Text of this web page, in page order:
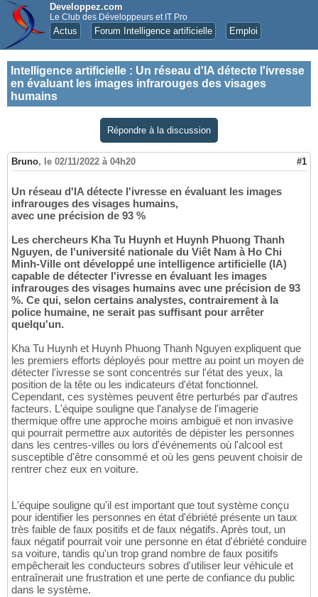
Developpez.com
Le Club des Développeurs et IT Pro
Actus Forum Intelligence artificielle Emploi
Intelligence artificielle : Un réseau d'IA détecte l'ivresse
en évaluant les images infrarouges des visages
humains
Répondre à la discussion
Bruno, le 02/11/2022 à 04h20 #1
Un réseau d'IA détecte l'ivresse en évaluant les images
infrarouges des visages humains,
avec une précision de 93 %
Les chercheurs Kha Tu Huynh et Huynh Phuong Thanh
Nguyen, de l'université nationale du Viêt Nam à Ho Chi
Minh-Ville ont développé une intelligence artificielle (IA)
capable de détecter l'ivresse en évaluant les images
infrarouges des visages humains avec une précision de 93
%. Ce qui, selon certains analystes, contrairement à la
police humaine, ne serait pas suffisant pour arrêter
quelqu'un.
Kha Tu Huynh et Huynh Phuong Thanh Nguyen expliquent que
les premiers efforts déployés pour mettre au point un moyen de
détecter l'ivresse se sont concentrés sur l'état des yeux, la
position de la tête ou les indicateurs d'état fonctionnel.
Cependant, ces systèmes peuvent être perturbés par d'autres
facteurs. L'équipe souligne que l'analyse de l'imagerie
thermique offre une approche moins ambiguë et non invasive
qui pourrait permettre aux autorités de dépister les personnes
dans les centres-villes ou lors d'événements où l'alcool est
susceptible d'être consommé et où les gens peuvent choisir de
rentrer chez eux en voiture.
L'équipe souligne qu'il est important que tout système conçu
pour identifier les personnes en état d'ébriété présente un taux
très faible de faux positifs et de faux négatifs. Après tout, un
faux négatif pourrait voir une personne en état d'ébriété conduire
sa voiture, tandis qu'un trop grand nombre de faux positifs
empêcherait les conducteurs sobres d'utiliser leur véhicule et
entraînerait une frustration et une perte de confiance du public
dans le système.